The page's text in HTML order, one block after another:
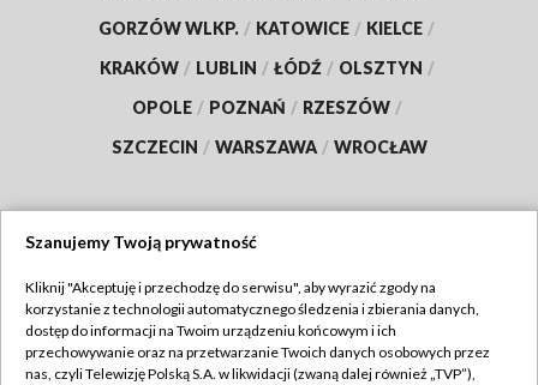
GORZÓW WLKP. / KATOWICE / KIELCE /
KRAKÓW / LUBLIN / ŁÓDŹ / OLSZTYN /
OPOLE / POZNAŃ / RZESZÓW /
SZCZECIN / WARSZAWA / WROCŁAW
TVP
Abonament TVP
Regulamin TVP
Szanujemy Twoją prywatność
Kliknij "Akceptuję i przechodzę do serwisu", aby wyrazić zgody na
korzystanie z technologii automatycznego śledzenia i zbierania danych,
dostęp do informacji na Twoim urządzeniu końcowym i ich
przechowywanie oraz na przetwarzanie Twoich danych osobowych przez
nas, czyli Telewizję Polską S.A. w likwidacji (zwaną dalej również „TVP”),